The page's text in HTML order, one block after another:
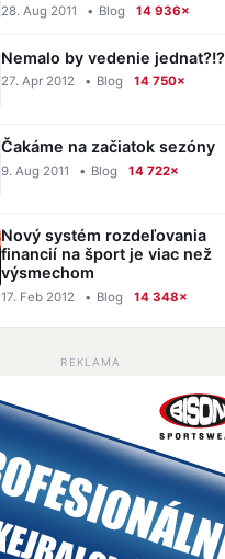
28. Aug 2011 • Blog 14 936×
Nemalo by vedenie jednat?!?
27. Apr 2012 • Blog 14 750×
Čakáme na začiatok sezóny
9. Aug 2011 • Blog 14 722×
Nový systém rozdeľovania
financií na šport je viac než
výsmechom
17. Feb 2012 • Blog 14 348×
REKLAMA